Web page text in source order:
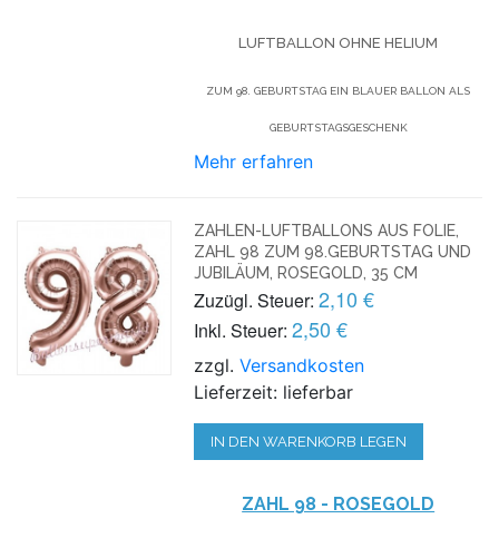
LUFTBALLON OHNE HELIUM
ZUM 98. GEBURTSTAG EIN BLAUER BALLON ALS
GEBURTSTAGSGESCHENK
Mehr erfahren
ZAHLEN-LUFTBALLONS AUS FOLIE,
ZAHL 98 ZUM 98.GEBURTSTAG UND
JUBILÄUM, ROSEGOLD, 35 CM
Zuzügl. Steuer: 2,10 €
Inkl. Steuer: 2,50 €
zzgl.Versandkosten
Lieferzeit: lieferbar
IN DEN WARENKORB LEGEN
ZAHL 98 - ROSEGOLD